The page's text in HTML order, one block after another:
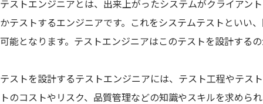
テストエンジニアとは、出来上がったシステムがクライアン
かテストするエンジニアです。これをシステムテストといい
可能となります。テストエンジニアはこのテストを設計する
テストを設計するテストエンジニアには、テスト工程やテス
トのコストやリスク、品質管理などの知識やスキルを求めら